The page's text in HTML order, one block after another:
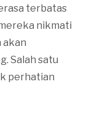
terbatas
nikmati
akan
Salah satu
perhatian